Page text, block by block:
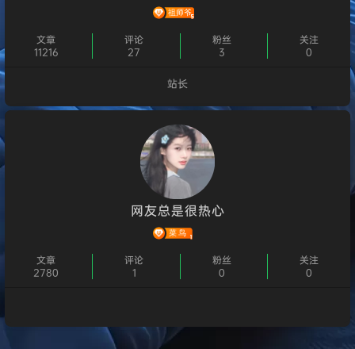
文章
11216
评论
27
粉丝
3
关注
0
站长
个人主页
网友总是很热心
文章
2780
评论
1
粉丝
0
关注
0